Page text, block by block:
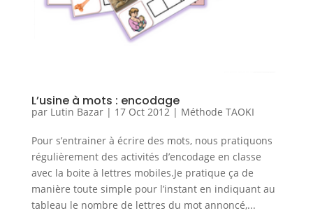
L’usine à mots : encodage
par Lutin Bazar| 17 Oct 2012| Méthode TAOKI
Pour s’entrainer à écrire des mots, nous pratiquons
régulièrement des activités d’encodage en classe
avec la boite à lettres mobiles.Je pratique ça de
manière toute simple pour l’instant en indiquant au
tableau le nombre de lettres du mot annoncé,...